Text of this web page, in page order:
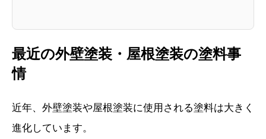
最近の外壁塗装・屋根塗装の塗料事
情
近年、外壁塗装や屋根塗装に使用される塗料は大きく
進化しています。